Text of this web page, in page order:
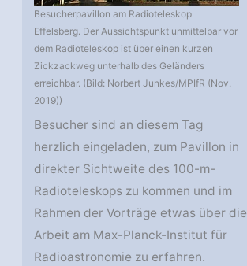
Besucherpavillon am Radioteleskop
Effelsberg. Der Aussichtspunkt unmittelbar vor
dem Radioteleskop ist über einen kurzen
Zickzackweg unterhalb des Geländers
erreichbar. (Bild: Norbert Junkes/MPIfR (Nov.
2019))
Besucher sind an diesem Tag
herzlich eingeladen, zum Pavillon in
direkter Sichtweite des 100-m-
Radioteleskops zu kommen und im
Rahmen der Vorträge etwas über die
Arbeit am Max-Planck-Institut für
Radioastronomie zu erfahren.